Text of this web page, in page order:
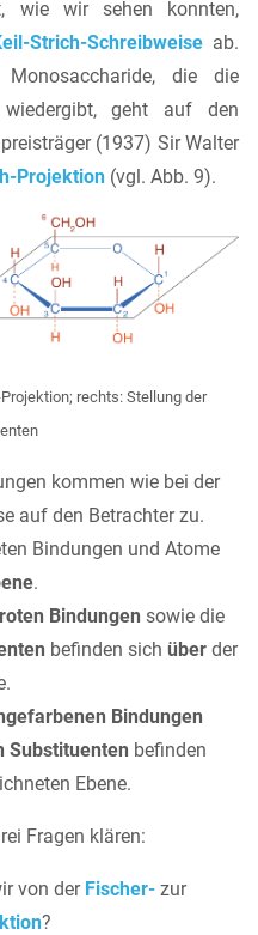
wie wir sehen konnten,
Strich-Schreibweise ab.
die die
wiedergibt, geht auf den
(1937) Sir Walter
Projektion (vgl. Abb. 9).
rechts: Stellung der
kommen wie bei der
auf den Betrachter zu.
Bindungen und Atome
.
Bindungen sowie die
befinden sich über der
Bindungen
Substituenten befinden
Ebene.
Fragen klären:
von der Fischer- zur
?